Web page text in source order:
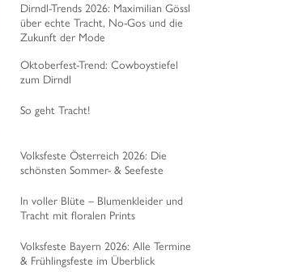
Dirndl-Trends 2026: Maximilian Gössl
über echte Tracht, No-Gos und die
Zukunft der Mode
Oktoberfest-Trend: Cowboystiefel
zum Dirndl
So geht Tracht!
Volksfeste Österreich 2026: Die
schönsten Sommer- & Seefeste
In voller Blüte – Blumenkleider und
Tracht mit floralen Prints
Volksfeste Bayern 2026: Alle Termine
& Frühlingsfeste im Überblick